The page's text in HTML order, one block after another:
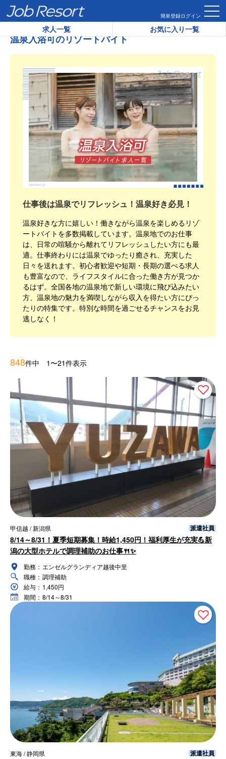
簡単登録ログイン
求人一覧 お気に入り一覧
HOME 温泉入浴可のリゾートバイト
温泉入浴可のリゾートバイト
仕事後は温泉でリフレッシュ！温泉好き必見！
温泉好きな方に嬉しい！働きながら温泉を楽しめるリゾ
ートバイトを多数掲載しています。温泉地でのお仕事
は、日常の喧騒から離れてリフレッシュしたい方にも最
適。仕事終わりには温泉でゆったり癒され、充実した
日々を送れます。初心者歓迎や短期・長期の選べる求人
も豊富なので、ライフスタイルに合った働き方が見つか
るはず。全国各地の温泉地で新しい環境に飛び込みたい
方、温泉地の魅力を満喫しながら収入を得たい方にぴっ
たりの特集です。特別な時間を過ごせるチャンスをお見
逃しなく！
848件中 1〜21件表示
甲信越 / 新潟県 派遣社員
8/14～8/31！夏季短期募集！時給1,450円！福利厚生が充実💪新
潟の大型ホテルで調理補助のお仕事🍴✨
勤務： エンゼルグランディア越後中里
職種： 調理補助
給与： 1,450円
期間： 8/14～8/31
東海 / 静岡県 派遣社員